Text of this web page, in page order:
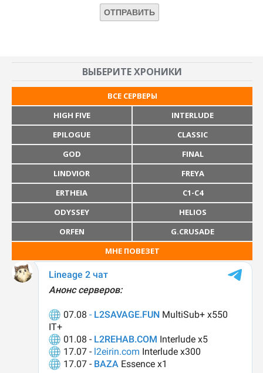
ОТПРАВИТЬ
ВЫБЕРИТЕ ХРОНИКИ
ВСЕ СЕРВЕРЫ
HIGH FIVE
INTERLUDE
EPILOGUE
CLASSIC
GOD
FINAL
LINDVIOR
FREYA
ERTHEIA
C1-C4
ODYSSEY
HELIOS
ORFEN
G.CRUSADE
МНЕ ПОВЕЗЕТ